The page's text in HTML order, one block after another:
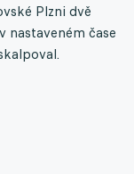
Plzni dvě
nastaveném čase